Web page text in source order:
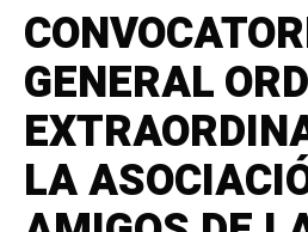
GENERAL
LA